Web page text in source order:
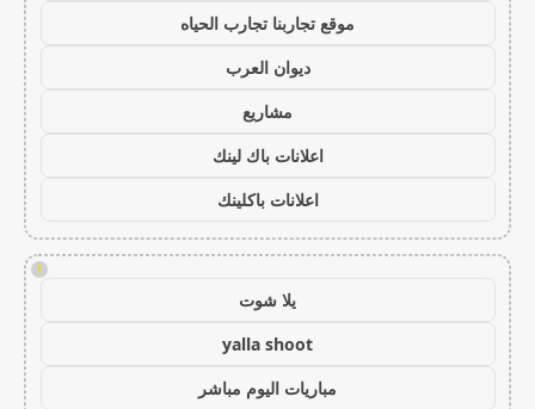
موقع تجاربنا تجارب الحياه
ديوان العرب
مشاريع
اعلانات باك لينك
اعلانات باكلينك
!
يلا شوت
yalla shoot
مباريات اليوم مباشر